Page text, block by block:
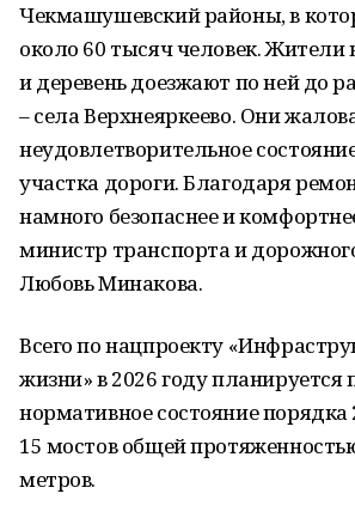
Чекмашушевский районы, в
около 60 тысяч человек. Жители
и деревень доезжают по ней до
– села Верхнеяркеево. Они
неудовлетворительное
участка дороги. Благодаря
намного безопаснее и
министр транспорта и
Любовь Минакова.
Всего по нацпроекту
жизни» в 2026 году планируется
нормативное состояние порядка
15 мостов общей
метров.